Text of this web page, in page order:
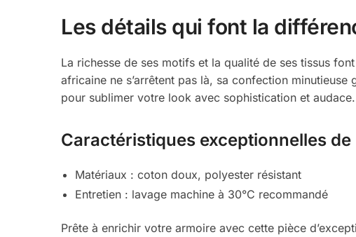
Les détails qui font la
La richesse de ses motifs et la qualité de ses tissus
africaine ne s’arrêtent pas là, sa confection
pour sublimer votre look avec sophistication et audace.
Caractéristiques exceptionnelles
Matériaux : coton doux, polyester résistant
Entretien : lavage machine à 30°C recommandé
Prête à enrichir votre armoire avec cette pièce